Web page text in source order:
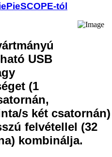
tól
USB
(1
s két csatornán)
felvétellel (32
kombinálja.